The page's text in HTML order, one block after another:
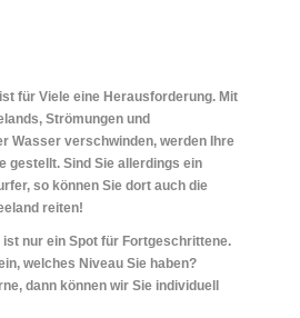
für Viele eine Herausforderung. Mit
Strömungen und
Wasser verschwinden, werden Ihre
gestellt. Sind Sie allerdings ein
so können Sie dort auch die
reiten!
nur ein Spot für Fortgeschrittene.
welches Niveau Sie haben?
dann können wir Sie individuell